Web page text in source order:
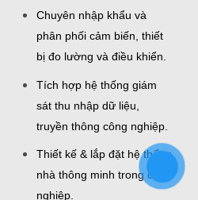
Chuyên nhập khẩu và
phân phối cảm biến, thiết
bị đo lường và điều khiển.
Tích hợp hệ thống giám
sát thu nhập dữ liệu,
truyền thông công nghiệp.
Thiết kế & lắp đặt hệ thống
nhà thông minh trong công
nghiệp.